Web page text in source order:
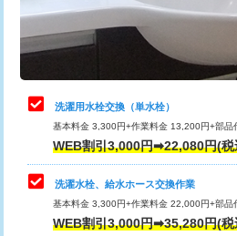
用（追加）/3ｍ超え)
給水管工事※（ライニング鋼管・銅
管・ポリ管・HT管使用/3ｍまで)
給水管工事※（ライニング鋼管・銅
管・ポリ管・HT管使用/3ｍ超え)
排水管工事（土の掘削・埋め戻し作
業）
排水管工事（排水管工事/3ｍまで）
止水・漏水調査・防水処理・清掃・
理・調整・分解・加工など（軽作業）
止水・漏水調査・防水処理・清掃・
理・調整・分解・加工など（中作業）
止水・漏水調査・防水処理・清掃・
理・調整・分解・加工など（重作業
キッチンタンク脱着
その他部品の脱着
洗濯用水栓交換（単水栓）
基本料金 3,300円+作業料金 13,200円+部
WEB割引3,000円➡22,080円(税
洗濯水栓、給水ホース交換作業
基本料金 3,300円+作業料金 22,000円+部
WEB割引3,000円➡35,280円(税